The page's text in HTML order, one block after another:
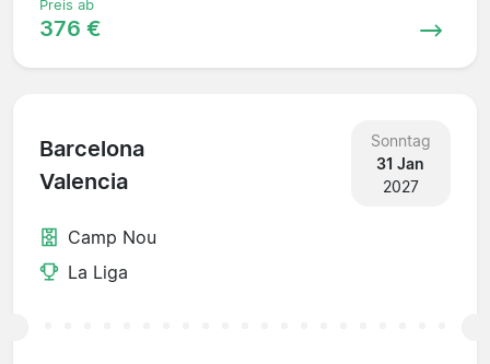
Preis ab
376 €
Barcelona
Valencia
Sonntag
31 Jan
2027
Camp Nou
La Liga